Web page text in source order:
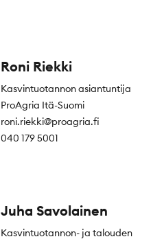
Roni Riekki
Kasvintuotannon asiantuntija
ProAgria Itä-Suomi
roni.riekki@proagria.fi
040 179 5001
Juha Savolainen
Kasvintuotannon- ja talouden